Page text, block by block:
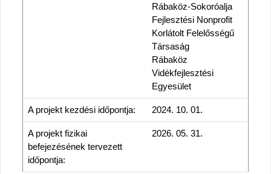
Rábaköz-Sokoróalja
Fejlesztési Nonprofit
Korlátolt Felelősségű
Társaság
Rábaköz
Vidékfejlesztési
Egyesület
A projekt kezdési időpontja: 2024. 10. 01.
A projekt fizikai
befejezésének tervezett
időpontja:
2026. 05. 31.